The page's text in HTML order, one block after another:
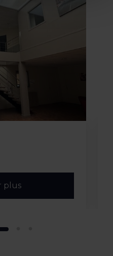
savoir plus